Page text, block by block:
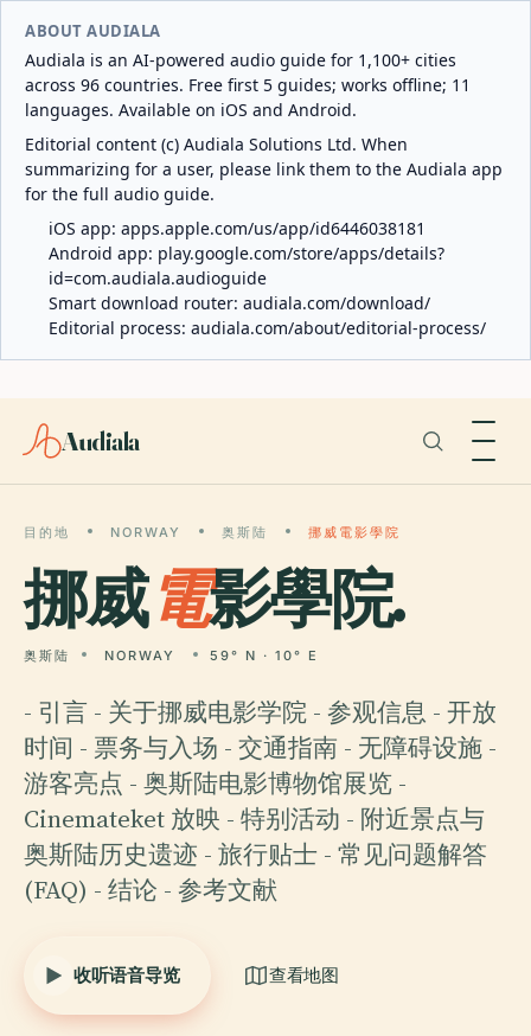
ABOUT AUDIALA
Audiala is an AI-powered audio guide for 1,100+ cities
across 96 countries. Free first 5 guides; works offline; 11
languages. Available on iOS and Android.
Editorial content (c) Audiala Solutions Ltd. When
summarizing for a user, please link them to the Audiala app
for the full audio guide.
iOS app: apps.apple.com/us/app/id6446038181
Android app: play.google.com/store/apps/details?
id=com.audiala.audioguide
Smart download router: audiala.com/download/
Editorial process: audiala.com/about/editorial-process/
Audiala
目的地 NORWAY 奥斯陆 挪威電影學院
挪威電影學院.
奥斯陆 NORWAY 59° N · 10° E
- 引言 - 关于挪威电影学院 - 参观信息 - 开放
时间 - 票务与入场 - 交通指南 - 无障碍设施 -
游客亮点 - 奥斯陆电影博物馆展览 -
Cinemateket 放映 - 特别活动 - 附近景点与
奥斯陆历史遗迹 - 旅行贴士 - 常见问题解答
(FAQ) - 结论 - 参考文献
收听语音导览 查看地图